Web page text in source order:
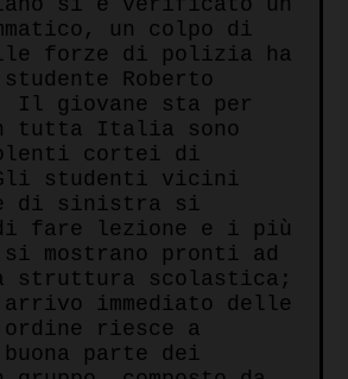
si è verificato un
un colpo di
forze di polizia ha
Roberto
Il giovane sta per
tutta Italia sono
cortei di
studenti vicini
di sinistra si
fare lezione e i più
mostrano pronti ad
struttura scolastica;
immediato delle
riesce a
parte dei